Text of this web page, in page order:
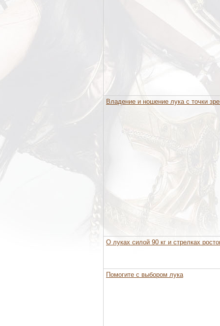
Владение и ношение лука с точки
О луках силой 90 кг и стрелках
Помогите с выбором лука